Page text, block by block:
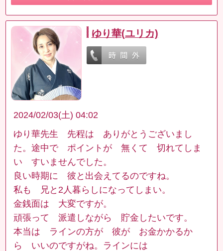
ゆり華(ユリカ)
2024/02/03(土) 04:02
ゆり華先生 先程は ありがとうございまし
た。途中で ポイントが 無くて 切れてしま
い すいませんでした。
良い時期に 彼と出会えてるのですね。
私も 兄と2人暮らしになってしまい。
金銭面は 大変ですが。
頑張って 派遣しながら 貯金したいです。
本当は ラインの方が 彼が お金かかるか
ら いいのですがね。ラインには